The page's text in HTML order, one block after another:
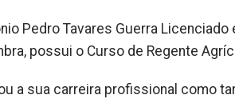
Pedro Tavares Guerra
possui o Curso de Regente
a sua carreira profissional como